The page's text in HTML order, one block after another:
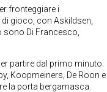
fronteggiare i
gioco, con Askildsen,
sono Di Francesco,
partire dal primo minuto.
Koopmeiners, De Roon e
la porta bergamasca.